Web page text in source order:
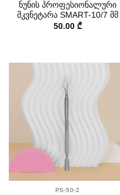
ნუნის პროფესიონალური
მკვნეტარა SMART-10/7 მმ
50.00 ₾
PS-50-2